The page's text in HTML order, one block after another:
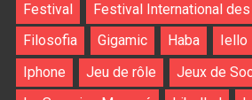
Festival
Festival International
Filosofia
Gigamic Haba Iello
Iphone
Jeu de rôle Jeux de